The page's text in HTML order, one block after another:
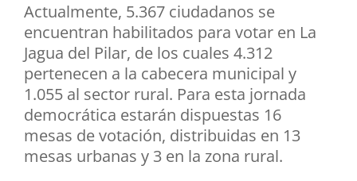
Actualmente, 5.367 ciudadanos se
encuentran habilitados para votar en La
Jagua del Pilar, de los cuales 4.312
pertenecen a la cabecera municipal y
1.055 al sector rural. Para esta jornada
democrática estarán dispuestas 16
mesas de votación, distribuidas en 13
mesas urbanas y 3 en la zona rural.